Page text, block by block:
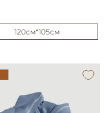
120см*105см